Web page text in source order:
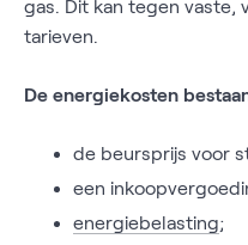
gas. Dit kan tegen vaste,
tarieven.
De energiekosten
de beursprijs voor
een
energiebelasting;